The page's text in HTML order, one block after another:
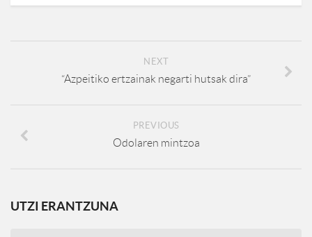
NEXT
“Azpeitiko ertzainak negarti hutsak dira”
PREVIOUS
Odolaren mintzoa
UTZI ERANTZUNA